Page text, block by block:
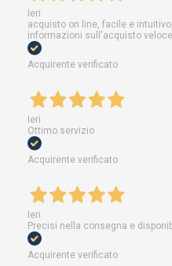
Ieri
acquisto on line, facile e
informazioni sull'acquisto
Acquirente verificato
Ieri
Ottimo servizio
Acquirente verificato
Ieri
Precisi nella consegna e
Acquirente verificato